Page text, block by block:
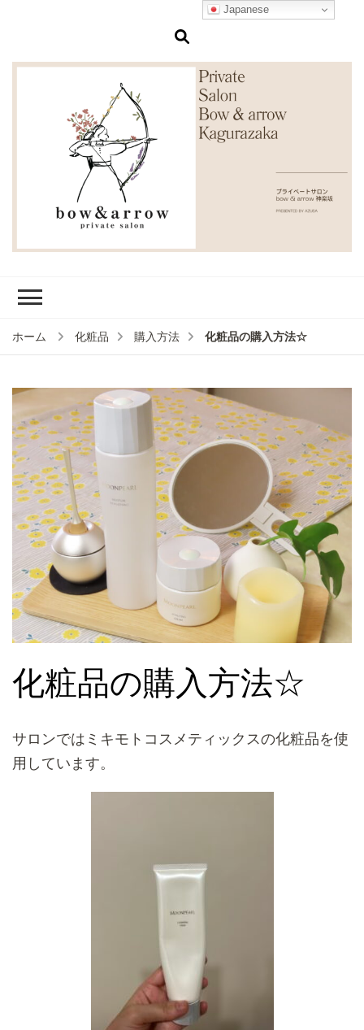
ホーム
化粧品 購入方法 化粧品の購入方法☆
化粧品の購入方法☆
サロンではミキモトコスメティックスの化粧品を使
用しています。
Japanese